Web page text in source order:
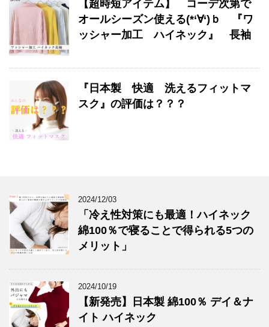
【超時短アイテム】 コーデ次第で
オールシーズン使える(*‘∀‘)ｂ 『ワ
ッシャー加工 ハイネック』 長袖
『日本製 快適 洗えるフィットマ
スク』の評価は？？？
2024/12/03
「冷え性対策にも最適！ハイネック
綿100％で寝ることで得られる5つの
メリット」
2024/10/19
【新発売】日本製 綿100％ デイ＆ナ
イト ハイネック